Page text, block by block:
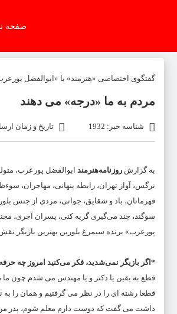
صفحه
گفتگوی اختصاصی «هنرمند» با «ابوالفضل
مردم به ما «درجه» می دهند
شناسه خبر: 1932 تاریخ و زمان ارسال: ۲۳ مهر ۱۴۰۴
به گزارش روزنامه‌هنرمند ابوالفضل پورعرب،
نرگس، آواز تهران، رابطه پنهانی، مهاجران،
سوگند، چند می‌گیری گریه کنی، پسران آجری،
پورعرب» برنده سیمرغ بلورین بهترین بازیگر
*اگر بازیگر نمی‌شدید، فکر می‌کنید امروز چه
قطع به یقین یا دکتر و یا مهندس می شدم چون ما
قطعا رشته ای را در نظر می گرفتیم و همان را
داشت می گفت که دوست دارم معلم شوم، پدر من